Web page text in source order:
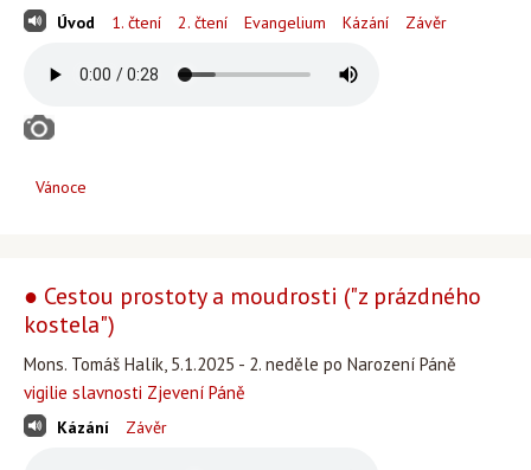
Úvod 1. čtení 2. čtení Evangelium Kázání Závěr
Vánoce
● Cestou prostoty a moudrosti ("z prázdného
kostela")
Mons. Tomáš Halík, 5.1.2025 - 2. neděle po Narození Páně
vigilie slavnosti Zjevení Páně
Kázání Závěr